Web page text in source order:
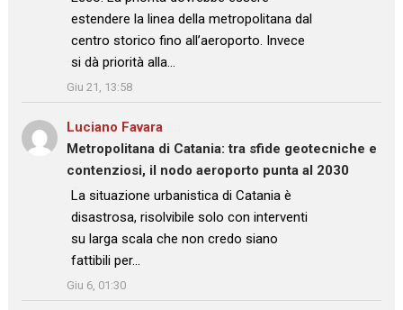
estendere la linea della metropolitana dal
centro storico fino all’aeroporto. Invece
si dà priorità alla…
”
Giu 21, 13:58
Luciano Favara
Metropolitana di Catania: tra sfide geotecniche e
contenziosi, il nodo aeroporto punta al 2030
: “La situazione urbanistica di Catania è
disastrosa, risolvibile solo con interventi
su larga scala che non credo siano
fattibili per…
Giu 6, 01:30